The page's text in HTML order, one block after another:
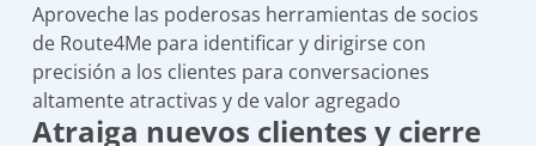
Aproveche las poderosas herramientas de socios
de Route4Me para identificar y dirigirse con
precisión a los clientes para conversaciones
altamente atractivas y de valor agregado
Atraiga nuevos clientes y cierre